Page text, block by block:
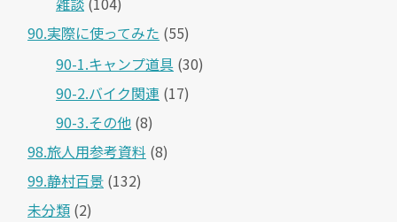
90.実際に使ってみた (55)
90-1.キャンプ道具 (30)
90-2.バイク関連 (17)
90-3.その他 (8)
98.旅人用参考資料 (8)
99.静村百景 (132)
未分類 (2)